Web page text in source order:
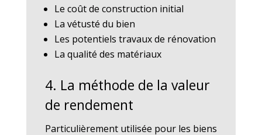
Le coût de construction initial
La vétusté du bien
Les potentiels travaux de rénovation
La qualité des matériaux
4. La méthode de la valeur
de rendement
Particulièrement utilisée pour les biens